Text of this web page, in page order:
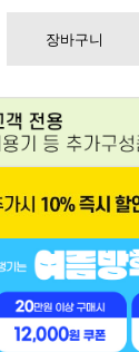
장바구니